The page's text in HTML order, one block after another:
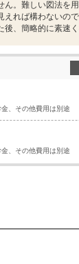
。難しい図法を
えれば構わないの
後、簡略的に素速
、その他費用は別途
、その他費用は別途